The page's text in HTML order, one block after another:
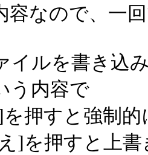
容なので、一
イルを書き込
う内容で
押すと強制的
]を押すと上書